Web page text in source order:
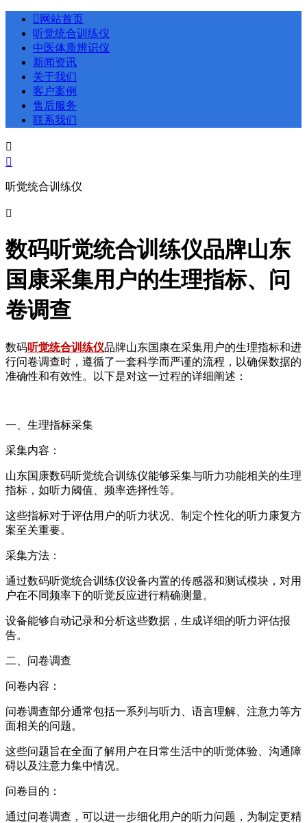
 网站首页
听觉统合训练仪
中医体质辨识仪
新闻资讯
关于我们
客户案例
售后服务
联系我们


听觉统合训练仪

数码听觉统合训练仪品牌山东
国康采集用户的生理指标、问
卷调查
数码听觉统合训练仪品牌山东国康在采集用户的生理指标和进
行问卷调查时，遵循了一套科学而严谨的流程，以确保数据的
准确性和有效性。以下是对这一过程的详细阐述：
一、生理指标采集
采集内容：
山东国康数码听觉统合训练仪能够采集与听力功能相关的生理
指标，如听力阈值、频率选择性等。
这些指标对于评估用户的听力状况、制定个性化的听力康复方
案至关重要。
采集方法：
通过数码听觉统合训练仪设备内置的传感器和测试模块，对用
户在不同频率下的听觉反应进行精确测量。
设备能够自动记录和分析这些数据，生成详细的听力评估报
告。
二、问卷调查
问卷内容：
问卷调查部分通常包括一系列与听力、语言理解、注意力等方
面相关的问题。
这些问题旨在全面了解用户在日常生活中的听觉体验、沟通障
碍以及注意力集中情况。
问卷目的：
通过问卷调查，可以进一步细化用户的听力问题，为制定更精